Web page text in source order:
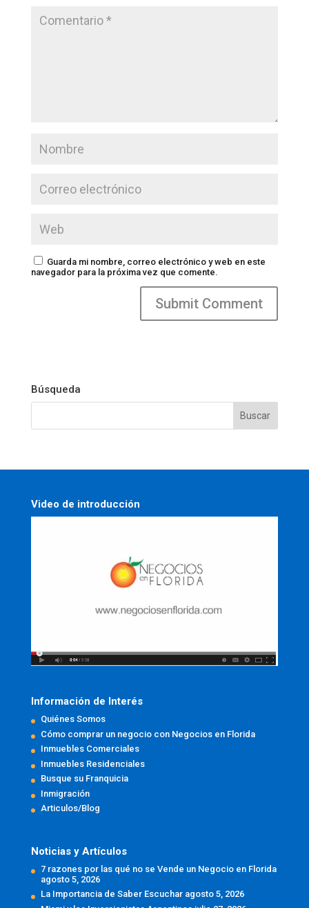
Guarda mi nombre, correo electrónico y web en este
navegador para la próxima vez que comente.
Búsqueda
Video de introducción
Información de Interés
Quiénes Somos
Cómo comprar un negocio con Negocios en Florida
Inmuebles Comerciales
Inmuebles Residenciales
Busque su Franquicia
Inmigración
Articulos/Blog
Noticias y Artículos
7 razones por las qué no se Vende un Negocio en Florida
agosto 5, 2026
La Importancia de Saber Escuchar agosto 5, 2026